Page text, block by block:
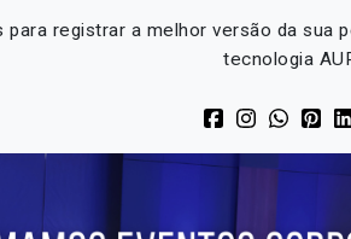
registrar a melhor versão da sua
tecnologia